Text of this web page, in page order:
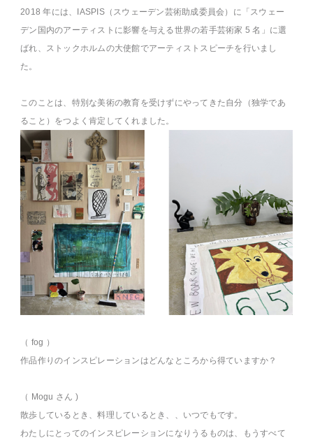
2018 年には、IASPIS（スウェーデン芸術助成委員会）に「スウェー
デン国内のアーティストに影響を与える世界の若手芸術家 5 名」に選
ばれ、ストックホルムの大使館でアーティストスピーチを行いまし
た。
このことは、特別な美術の教育を受けずにやってきた自分（独学であ
ること）をつよく肯定してくれました。
（ fog ）
作品作りのインスピレーションはどんなところから得ていますか？
（ Mogu さん )
散歩しているとき、料理しているとき、、いつでもです。
わたしにとってのインスピレーションになりうるものは、もうすべて